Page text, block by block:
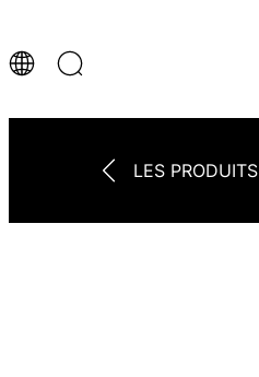
LES PRODUITS